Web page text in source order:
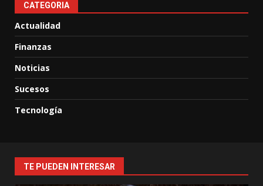
CATEGORIA
Actualidad
Finanzas
Noticias
Sucesos
Tecnología
TE PUEDEN INTERESAR